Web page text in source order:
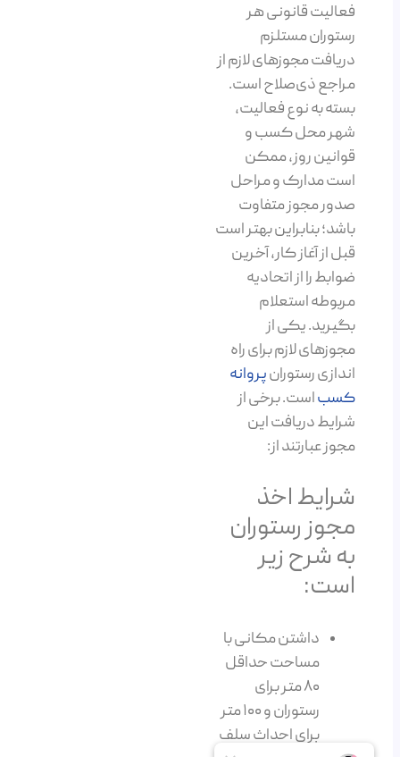
فعالیت قانونی هر
رستوران مستلزم
دریافت مجوزهای لازم از
مراجع ذی‌صلاح است.
بسته به نوع فعالیت،
شهر محل کسب و
قوانین روز، ممکن
است مدارک و مراحل
صدور مجوز متفاوت
باشد؛ بنابراین بهتر است
قبل از آغاز کار، آخرین
ضوابط را از اتحادیه
مربوطه استعلام
بگیرید. یکی از
مجوزهای لازم برای راه
اندازی رستورانپروانه
کسباست. برخی از
شرایط دریافت این
مجوز عبارتند از:
شرایط اخذ
مجوز رستوران
به شرح زیر
است:
داشتن مکانی با
مساحت حداقل
۸۰ متر برای
رستوران و ۱۰۰ متر
برای احداث سلف